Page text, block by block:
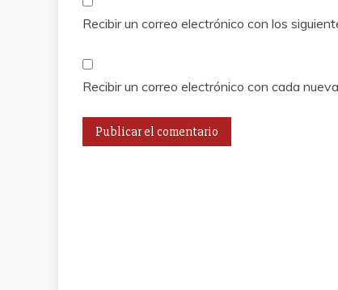
Recibir un correo electrónico con los
Recibir un correo electrónico con cada